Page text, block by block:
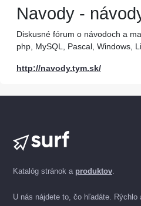
Navody -
Diskusné fórum o návodoch a
php, MySQL, Pascal, Windows,
http://navody.tym.sk/
Katalóg stránok a produktov.
U nás nájdete to, čo hľadáte. Rýchlo